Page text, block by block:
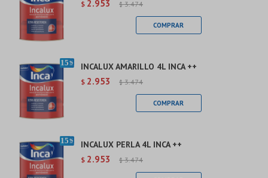
$ 2.953 $ 3.474
INCALUX AMARILLO 4L INCA ++
$ 2.953 $ 3.474
INCALUX PERLA 4L INCA ++
$ 2.953 $ 3.474